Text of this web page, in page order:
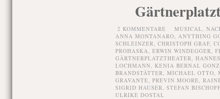
2 KOMMENTARE MUSICAL,
ANNA MONTANARO, ANYTHING
SCHLEINZER, CHRISTOPH GRAF,
PROHASKA, ERWIN WINDEGGER,
GÄRTNERPLATZTHEATER,
LOCHMANN, KENIA BERNAL
BRANDSTÄTTER, MICHAEL OTTO,
GRAVANTE, PREVIN MOORE,
SIGRID HAUSER, STEFAN BISCHOFF
ULRIKE DOSTAL